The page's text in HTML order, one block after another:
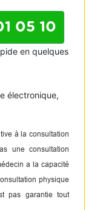
05 10
en quelques
électronique,
à la consultation
une consultation
a la capacité
physique
pas garantie tout